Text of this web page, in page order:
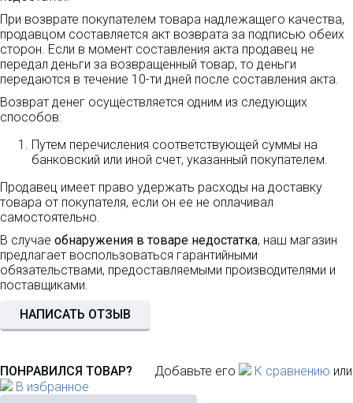
При возврате покупателем товара надлежащего качества,
продавцом составляется акт возврата за подписью обеих
сторон. Если в момент составления акта продавец не
передал деньги за возвращенный товар, то деньги
передаются в течение 10-ти дней после составления акта.
Возврат денег осуществляется одним из следующих
способов:
Путем перечисления соответствующей суммы на
банковский или иной счет, указанный покупателем.
Продавец имеет право удержать расходы на доставку
товара от покупателя, если он ее не оплачивал
самостоятельно.
В случае обнаружения в товаре недостатка, наш магазин
предлагает воспользоваться гарантийными
обязательствами, предоставляемыми производителями и
поставщиками.
НАПИСАТЬ ОТЗЫВ
ПОНРАВИЛСЯ ТОВАР? Добавьте его К сравнению или
В избранное